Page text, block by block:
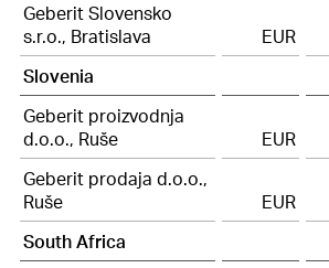
Geberit Slovensko
s.r.o., Bratislava
EUR
Slovenia
Geberit proizvodnja
d.o.o., Ruše
EUR
Geberit prodaja d.o.o.,
Ruše
EUR
South Africa